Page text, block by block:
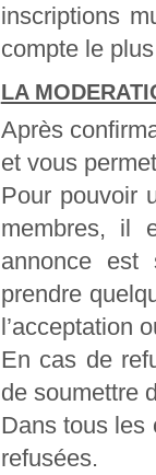
inscriptions
compte le
LA
Après
et vous
Pour pouvoir
membres, il
annonce est
prendre
l’acceptation
En cas de
de soumettre
Dans tous les
refusées.